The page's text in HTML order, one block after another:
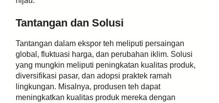
Tantangan dan Solusi
Tantangan dalam ekspor teh meliputi persaingan
global, fluktuasi harga, dan perubahan iklim. Solusi
yang mungkin meliputi peningkatan kualitas produk,
diversifikasi pasar, dan adopsi praktek ramah
lingkungan. Misalnya, produsen teh dapat
meningkatkan kualitas produk mereka dengan